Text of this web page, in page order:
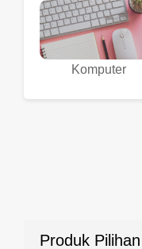
Komputer
Produk Pilihan